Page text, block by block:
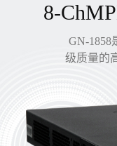
8-
GN-1858
级质量的